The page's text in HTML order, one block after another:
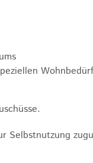
Selbstnutzung